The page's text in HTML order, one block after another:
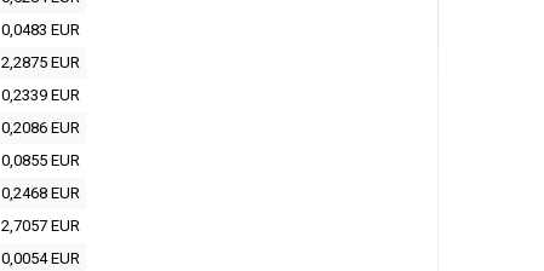
0,0483 EUR
2,2875 EUR
0,2339 EUR
0,2086 EUR
0,0855 EUR
0,2468 EUR
2,7057 EUR
0,0054 EUR